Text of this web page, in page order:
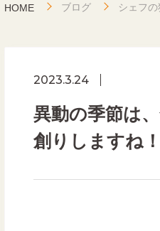
HOME ブログ シェフ
2023.3.24
異動の季節は
創りしますね！